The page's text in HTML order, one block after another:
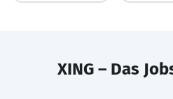
XING – Das